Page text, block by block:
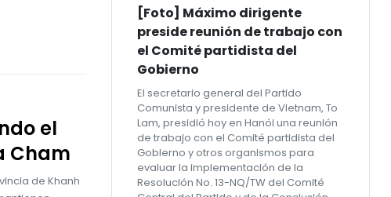
el
Cham
de Khanh
[Foto] Máximo dirigente
preside reunión de trabajo con
el Comité partidista del
Gobierno
El secretario general del Partido
Comunista y presidente de Vietnam, To
Lam, presidió hoy en Hanói una reunión
de trabajo con el Comité partidista del
Gobierno y otros organismos para
evaluar la implementación de la
Resolución No. 13-NQ/TW del Comité